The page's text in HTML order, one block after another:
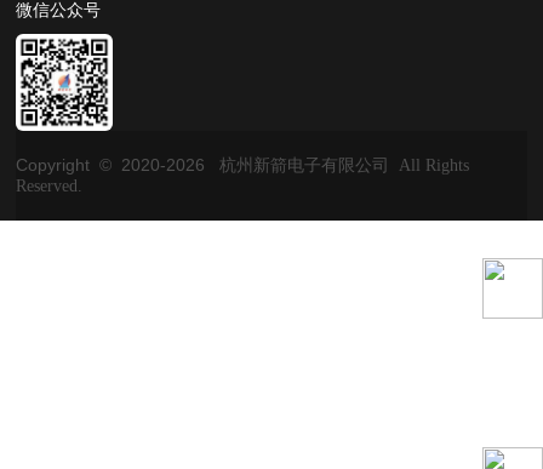
微信公众号
Copyright © 2020-2026
杭州新箭电子有限公司 All Rights
Reserved.